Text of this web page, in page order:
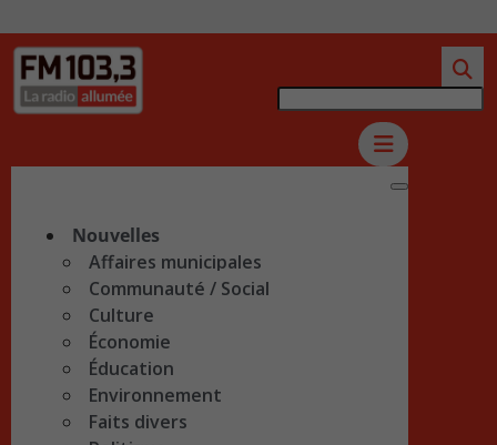
Nouvelles
Affaires municipales
Communauté / Social
Culture
Économie
Éducation
Environnement
Faits divers